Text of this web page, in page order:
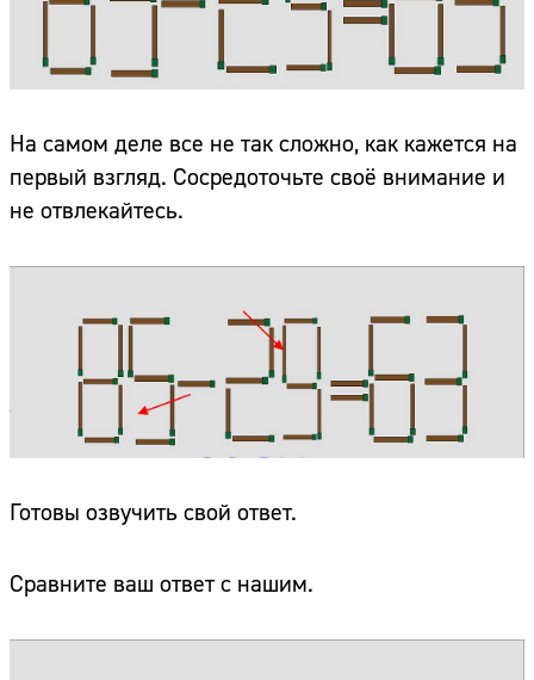
На самом деле все не так сложно, как кажется на
первый взгляд. Сосредоточьте своё внимание и
не отвлекайтесь.
Готовы озвучить свой ответ.
Сравните ваш ответ с нашим.